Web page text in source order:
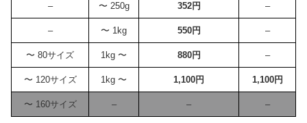
– 〜 250g 352円 –
– 〜 1kg 550円 –
〜 80サイズ 1kg 〜 880円 –
〜 120サイズ 1kg 〜 1,100円 1,100円
〜 160サイズ – – –